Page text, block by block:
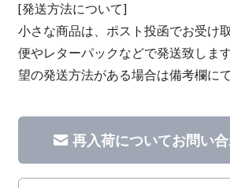
[発送方法について]
小さな商品は、ポスト投函でお受け
便やレターパックなどで発送致しま
望の発送方法がある場合は備考欄に
再入荷についてお問い